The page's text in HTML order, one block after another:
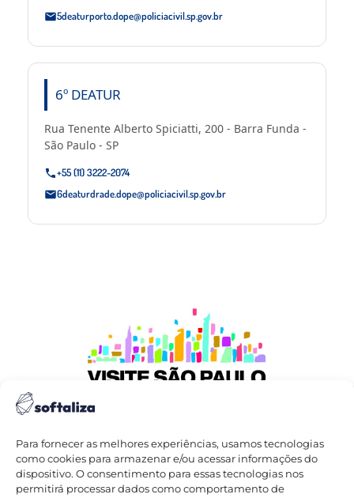
Para fornecer as melhores experiências, usamos tecnologias
como cookies para armazenar e/ou acessar informações do
dispositivo. O consentimento para essas tecnologias nos
permitirá processar dados como comportamento de
5deaturporto.dope@policiacivil.sp.gov.br
6º DEATUR
Rua Tenente Alberto Spiciatti, 200 - Barra Funda -
São Paulo - SP
+55 (11) 3222-2074
6deaturdrade.dope@policiacivil.sp.gov.br